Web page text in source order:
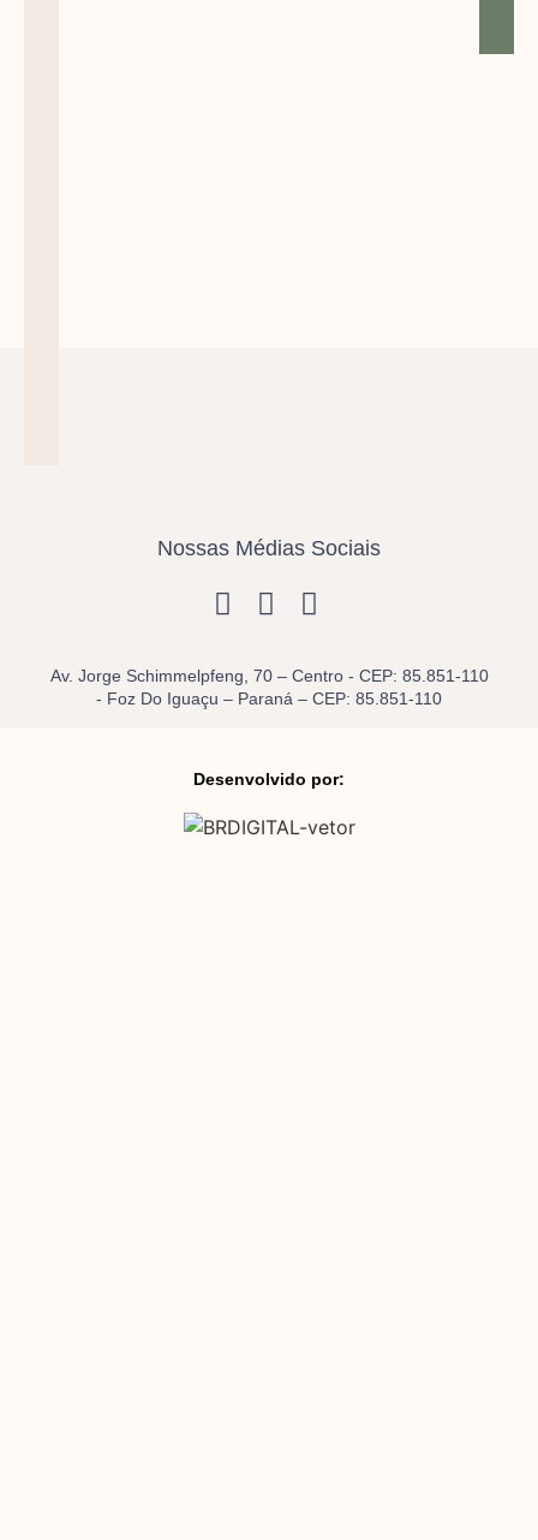
Nossas Médias Sociais
Av. Jorge Schimmelpfeng, 70 – Centro - CEP: 85.851-110
- Foz Do Iguaçu – Paraná – CEP: 85.851-110
Desenvolvido por: